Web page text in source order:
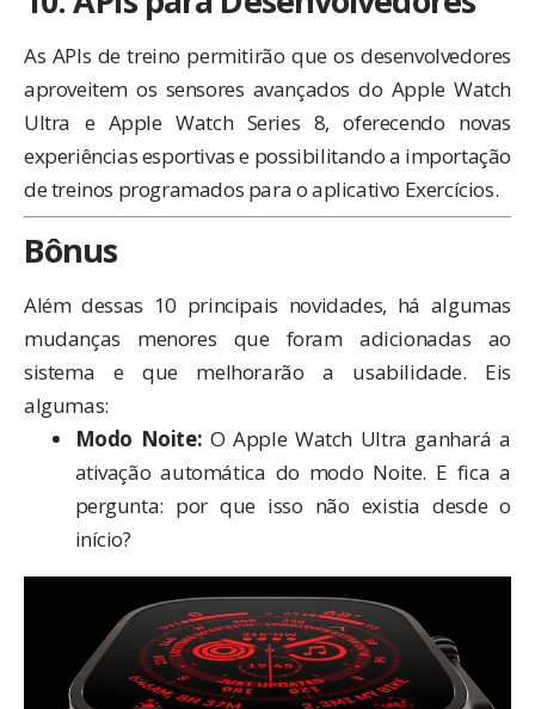
As APIs de treino permitirão que os desenvolvedores
aproveitem os sensores avançados do Apple Watch
Ultra e Apple Watch Series 8, oferecendo novas
experiências esportivas e possibilitando a importação
de treinos programados para o aplicativo Exercícios.
Bônus
Além dessas 10 principais novidades, há algumas
mudanças menores que foram adicionadas ao
sistema e que melhorarão a usabilidade. Eis
algumas:
Modo Noite: O Apple Watch Ultra ganhará a
ativação automática do modo Noite. E fica a
pergunta: por que isso não existia desde o
início?